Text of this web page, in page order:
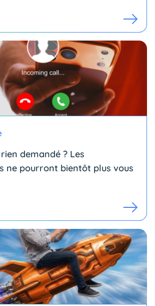
demandé ? Les
ne pourront bientôt plus vous